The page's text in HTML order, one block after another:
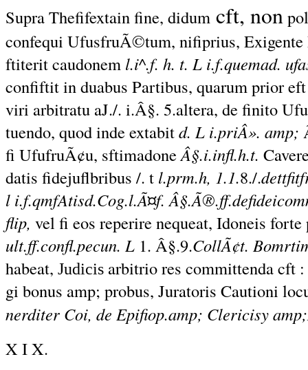
Supra Thefifextain fine, didum cft, non
confequi UfusfruÃ©tum, nifiprius, Exigente
ftiterit caudonem l.i^.f. h. t. L i.f.quemad.
confiftit in duabus Partibus, quarum prior
viri arbitratu aJ./. i.Â§. 5.altera, de finito
tuendo, quod inde extabitd. L i.priÂ». amp;
fi UfufruÃ¢u, sftimadoneÂ§.i.infl.h.t.
datis fidejuflbribus /. t l.prm.h, 1.1.8./.
l i.f.qmfAtisd.Cog.l.Ã¤f.
flip, vel fi eos reperire nequeat, Idoneis
ult.ff.confl.pecun. L 1. Â§.9.CollÃ¢t.
habeat, Judicis arbitrio res committenda cft
gi bonus amp; probus, Juratoris Cautioni
nerditer Coi, de Epifiop.amp; Clericisy
X I X.